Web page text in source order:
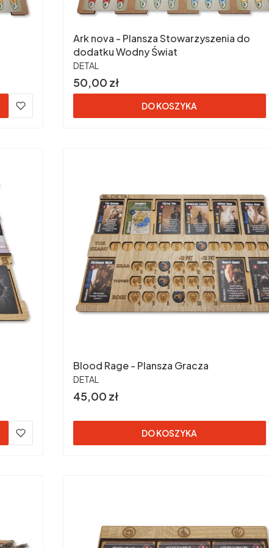
Ark nova - Plansza Stowarzyszenia do
dodatku Wodny Świat
PRODUCENT
DETAL
Cena
50,00 zł
DO KOSZYKA
Blood Rage - Plansza Gracza
PRODUCENT
DETAL
Cena
45,00 zł
DO KOSZYKA